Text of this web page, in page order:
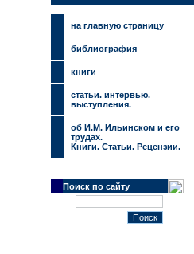
на главную страницу
библиография
книги
cтатьи. интервью.
выступления.
об И.М. Ильинском и его
трудах.
Книги. Статьи. Рецензии.
Поиск по сайту